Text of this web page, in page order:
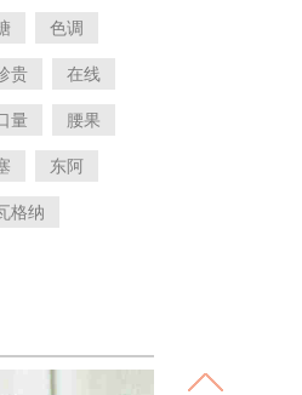
色调
贵 在线
量 腰果
东阿
格纳